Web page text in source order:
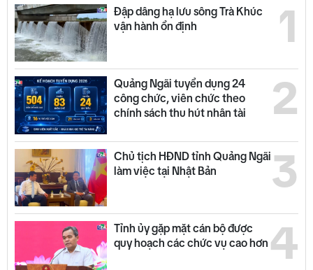
1
Đập dâng hạ lưu sông Trà Khúc
vận hành ổn định
2
Quảng Ngãi tuyển dụng 24
công chức, viên chức theo
chính sách thu hút nhân tài
3
Chủ tịch HĐND tỉnh Quảng Ngãi
làm việc tại Nhật Bản
4
Tỉnh ủy gặp mặt cán bộ được
quy hoạch các chức vụ cao hơn